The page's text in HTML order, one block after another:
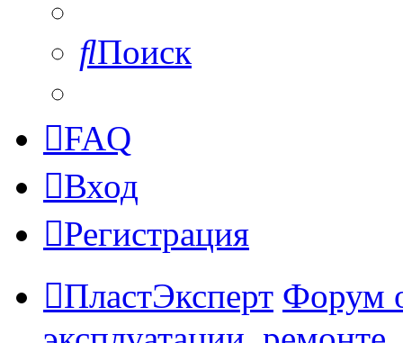
Поиск
FAQ
Вход
Регистрация
ПластЭксперт Форум